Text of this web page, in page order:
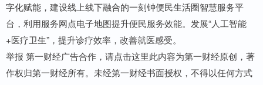
字化赋能，建设线上线下融合的一刻钟便民生活圈智慧服务平
台，利用服务网点电子地图提升便民服务效能。发展“人工智能
+医疗卫生”，提升诊疗效率，改善就医感受。
举报 第一财经广告合作，请点击这里此内容为第一财经原创，著
作权归第一财经所有。未经第一财经书面授权，不得以任何方式